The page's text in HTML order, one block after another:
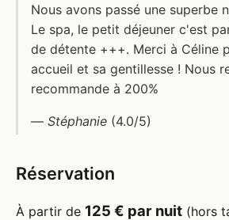
Nous avons passé une superbe
Le spa, le petit déjeuner c'est
de détente +++. Merci à Céline
accueil et sa gentillesse ! Nous
recommande à 200%
— Stéphanie (4.0/5)
Réservation
À partir de 125 € par nuit (hors